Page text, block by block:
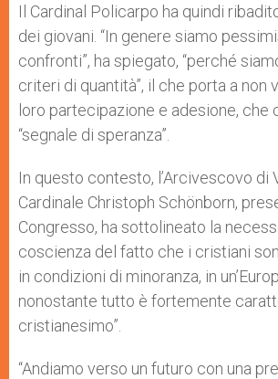
Il Cardinal Policarpo ha quindi
dei giovani. “In genere siamo
confronti”, ha spiegato, “perché
criteri di quantità”, il che porta a non
loro partecipazione e adesione, che
“segnale di speranza”.
In questo contesto, l’Arcivescovo di
Cardinale Christoph Schönborn,
Congresso, ha sottolineato la
coscienza del fatto che i cristiani
in condizioni di minoranza, in
nonostante tutto è fortemente
cristianesimo”.
“Andiamo verso un futuro con una